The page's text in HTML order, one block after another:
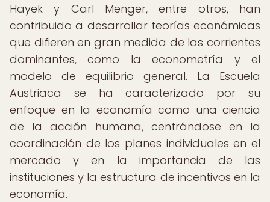
Hayek y Carl Menger, entre otros, han
contribuido a desarrollar teorías económicas
que difieren en gran medida de las corrientes
dominantes, como la econometría y el
modelo de equilibrio general. La Escuela
Austriaca se ha caracterizado por su
enfoque en la economía como una ciencia
de la acción humana, centrándose en la
coordinación de los planes individuales en el
mercado y en la importancia de las
instituciones y la estructura de incentivos en la
economía.